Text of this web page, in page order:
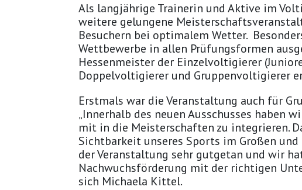
Als langjährige Trainerin und Aktive im
weitere gelungene
Besuchern bei optimalem Wetter.
Wettbewerbe in allen Prüfungsformen
Hessenmeister der Einzelvoltigierer
Doppelvoltigierer und Gruppenvoltigierer
Erstmals war die Veranstaltung auch für
„Innerhalb des neuen Ausschusses haben
mit in die Meisterschaften zu integrieren.
Sichtbarkeit unseres Sports im Großen und
der Veranstaltung sehr gutgetan und wir
Nachwuchsförderung mit der richtigen
sich Michaela Kittel.